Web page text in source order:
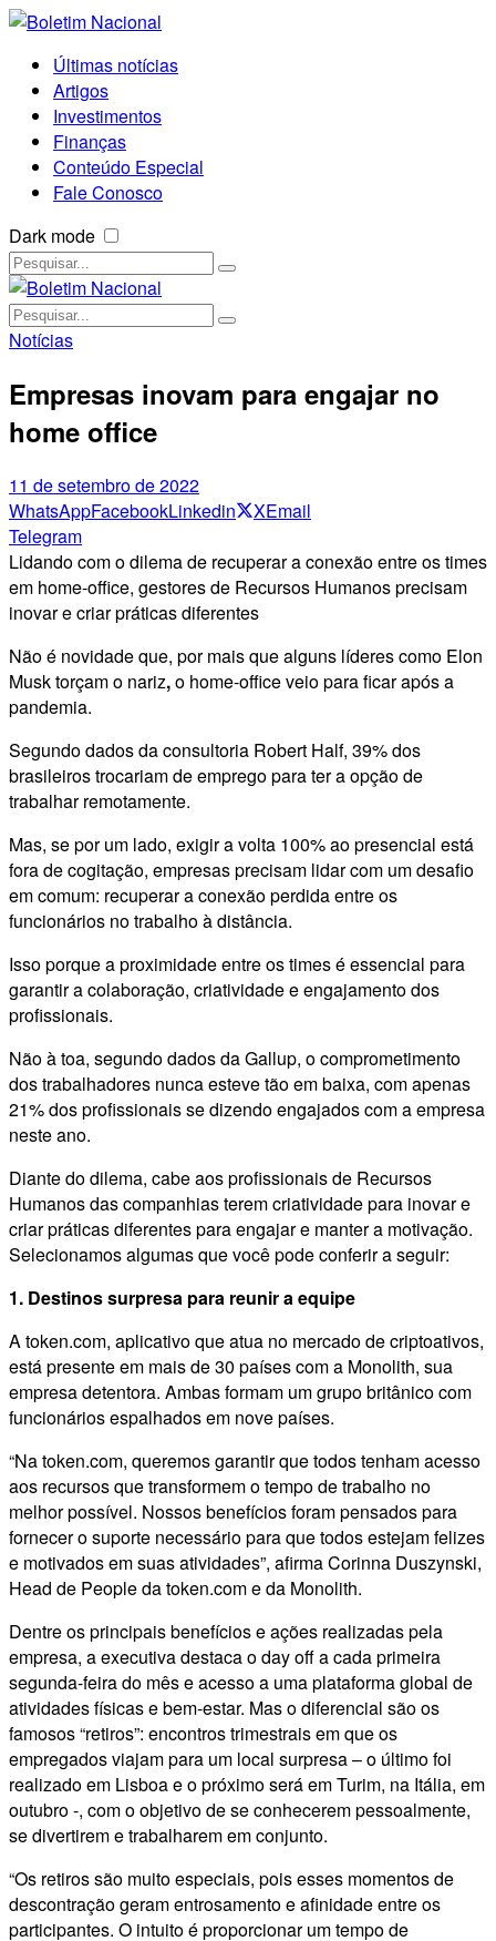
Últimas notícias
Artigos
Investimentos
Finanças
Conteúdo Especial
Fale Conosco
Dark mode
Notícias
Empresas inovam para engajar no
home office
11 de setembro de 2022
WhatsAppFacebookLinkedin XEmail
Telegram
Lidando com o dilema de recuperar a conexão entre os times
em home-office, gestores de Recursos Humanos precisam
inovar e criar práticas diferentes
Não é novidade que, por mais que alguns líderes como Elon
Musk torçam o nariz,o home-office veio para ficar após a
pandemia.
Segundo dados da consultoria Robert Half, 39% dos
brasileiros trocariam de emprego para ter a opção de
trabalhar remotamente.
Mas, se por um lado, exigir a volta 100% ao presencial está
fora de cogitação, empresas precisam lidar com um desafio
em comum: recuperar a conexão perdida entre os
funcionários no trabalho à distância.
Isso porque a proximidade entre os times é essencial para
garantir a colaboração, criatividade e engajamento dos
profissionais.
Não à toa, segundo dados da Gallup, o comprometimento
dos trabalhadores nunca esteve tão em baixa, com apenas
21% dos profissionais se dizendo engajados com a empresa
neste ano.
Diante do dilema, cabe aos profissionais de Recursos
Humanos das companhias terem criatividade para inovar e
criar práticas diferentes para engajar e manter a motivação.
Selecionamos algumas que você pode conferir a seguir:
1. Destinos surpresa para reunir a equipe
A token.com, aplicativo que atua no mercado de criptoativos,
está presente em mais de 30 países com a Monolith, sua
empresa detentora. Ambas formam um grupo britânico com
funcionários espalhados em nove países.
“Na token.com, queremos garantir que todos tenham acesso
aos recursos que transformem o tempo de trabalho no
melhor possível. Nossos benefícios foram pensados para
fornecer o suporte necessário para que todos estejam felizes
e motivados em suas atividades”, afirma Corinna Duszynski,
Head de People da token.com e da Monolith.
Dentre os principais benefícios e ações realizadas pela
empresa, a executiva destaca o day off a cada primeira
segunda-feira do mês e acesso a uma plataforma global de
atividades físicas e bem-estar. Mas o diferencial são os
famosos “retiros”: encontros trimestrais em que os
empregados viajam para um local surpresa – o último foi
realizado em Lisboa e o próximo será em Turim, na Itália, em
outubro -, com o objetivo de se conhecerem pessoalmente,
se divertirem e trabalharem em conjunto.
“Os retiros são muito especiais, pois esses momentos de
descontração geram entrosamento e afinidade entre os
participantes. O intuito é proporcionar um tempo de